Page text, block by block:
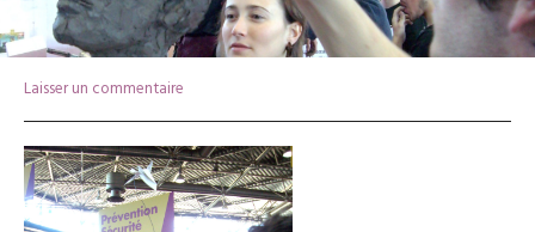
Laisser un commentaire